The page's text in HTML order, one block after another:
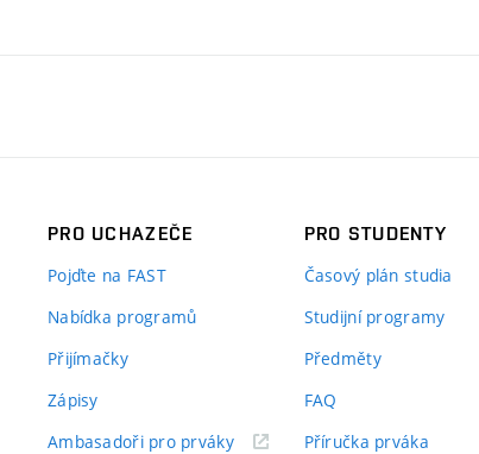
PRO UCHAZEČE
Pojďte na FAST
Nabídka programů
Přijímačky
Zápisy
Ambasadoři pro prváky(externí
PRO STUDENTY
Časový plán studia
Studijní programy
Předměty
FAQ
Příručka prváka(externí